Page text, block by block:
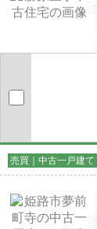
売買｜中古一戸建て